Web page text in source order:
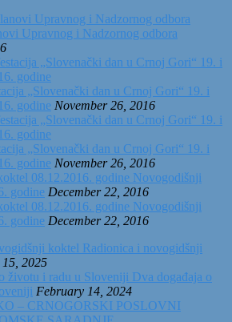
Upravnog i Nadzornog odbora
„Slovenački dan u Crnoj Gori“ 19. i
godine November 26, 2016
„Slovenački dan u Crnoj Gori“ 19. i
godine November 26, 2016
Novogodišnji
godine December 22, 2016
Novogodišnji
godine December 22, 2016
Radionica i novogidšnji
2025
Dva događaja o
February 14, 2024